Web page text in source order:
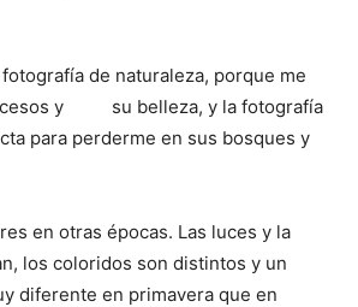
de naturaleza, porque me
y su belleza, y la fotografía
para perderme en sus bosques y
en otras épocas. Las luces y la
los coloridos son distintos y un
diferente en primavera que en